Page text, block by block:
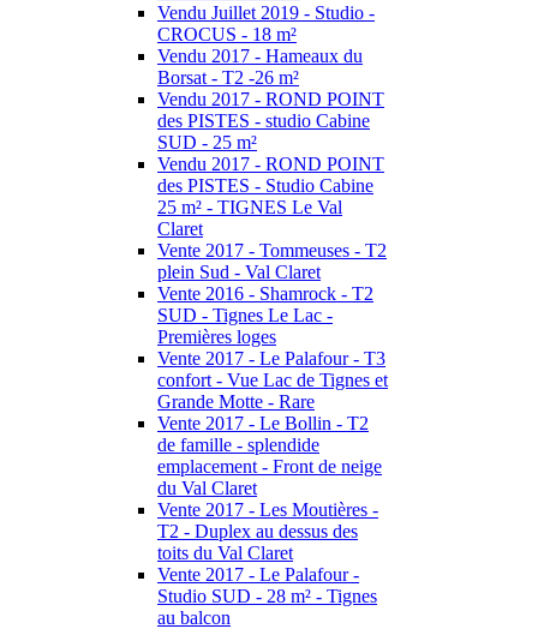
Vendu Juillet 2019 - Studio -
CROCUS - 18 m²
Vendu 2017 - Hameaux du
Borsat - T2 -26 m²
Vendu 2017 - ROND POINT
des PISTES - studio Cabine
SUD - 25 m²
Vendu 2017 - ROND POINT
des PISTES - Studio Cabine
25 m² - TIGNES Le Val
Claret
Vente 2017 - Tommeuses - T2
plein Sud - Val Claret
Vente 2016 - Shamrock - T2
SUD - Tignes Le Lac -
Premières loges
Vente 2017 - Le Palafour - T3
confort - Vue Lac de Tignes et
Grande Motte - Rare
Vente 2017 - Le Bollin - T2
de famille - splendide
emplacement - Front de neige
du Val Claret
Vente 2017 - Les Moutières -
T2 - Duplex au dessus des
toits du Val Claret
Vente 2017 - Le Palafour -
Studio SUD - 28 m² - Tignes
au balcon